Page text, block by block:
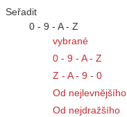
Seřadit
0 - 9 - A - Z
vybrané
0 - 9 - A - Z
Z - A - 9 - 0
Od nejlevnějšího
Od nejdražšího